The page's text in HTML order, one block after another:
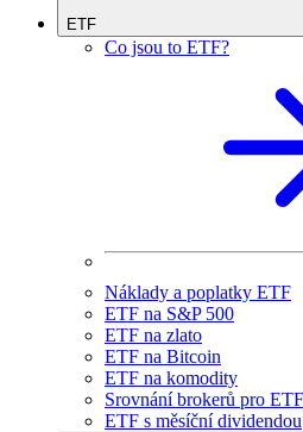
ETF
Co jsou to ETF?
Náklady a poplatky ETF
ETF na S&P 500
ETF na zlato
ETF na Bitcoin
ETF na komodity
Srovnání brokerů pro ETF
ETF s měsíční dividendou